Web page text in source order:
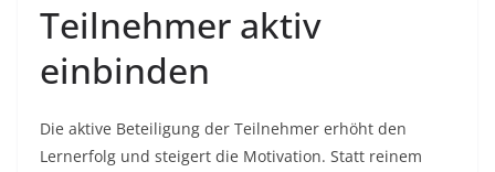
Teilnehmer aktiv
einbinden
Die aktive Beteiligung der Teilnehmer erhöht den
Lernerfolg und steigert die Motivation. Statt reinem